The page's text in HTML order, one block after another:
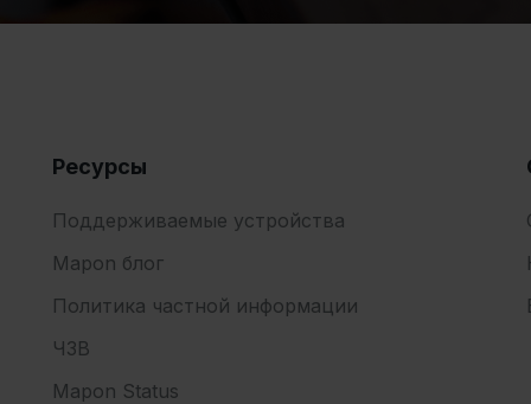
Ресурсы
Поддерживаемые устройства
Mapon блог
Политика частной информации
ЧЗВ
Mapon Status